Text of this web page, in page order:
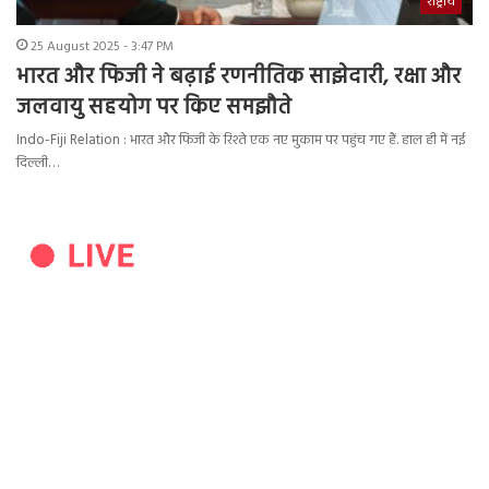
25 August 2025 - 3:47 PM
भारत और फिजी ने बढ़ाई रणनीतिक साझेदारी, रक्षा और
जलवायु सहयोग पर किए समझौते
Indo-Fiji Relation : भारत और फिजी के रिश्ते एक नए मुकाम पर पहुंच गए हैं. हाल ही में नई
दिल्ली…